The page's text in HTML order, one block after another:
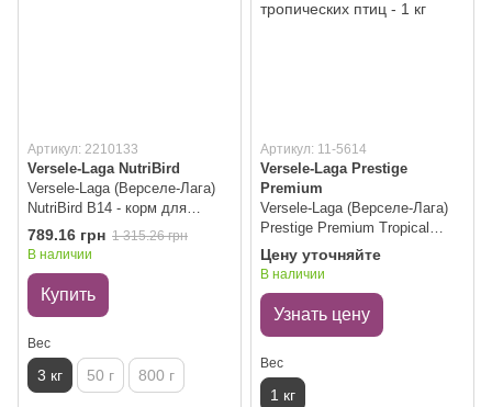
Артикул: 2210133
Versele-Laga NutriBird
Versele-Laga (Верселе-Лага)
NutriBird В14 - корм для
волнистых и других
небольших попугаев 3 кг
789.16 грн 1 315.26 грн
В наличии
Купить
Вес
3 кг 50 г 800 г
Артикул: 11-5614
Versele-Laga Prestige
Premium
Versele-Laga (Верселе-Лага)
Prestige Premium Tropical
Birds - зерновая смесь корм
для тропических птиц - 1 кг
Цену уточняйте
В наличии
Узнать цену
Вес
1 кг